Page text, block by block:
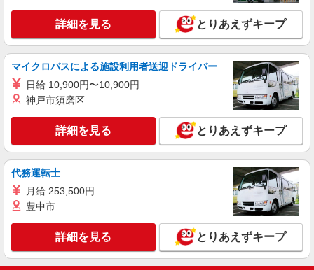
時給1550円〜2312円 ＜交通費全支給(ガソリ
ン代含む)＞
練馬区内 最寄：上石神井
キープ 詳細を見る
派遣社員
株式会社kotrio /●SW-H1-2001184
お試し勤務OK♪江古田駅▼病院で看護助手▼補
助作業のみ！面接なし
時給1550円〜2312円 ＜日払い有/週払い有/交
詳細を見る
詳細を見る とりあえずキープ
マイクロバスによる施設利用者送迎ドライバー
日給 10,900円〜10,900円
神戸市須磨区
詳細を見る とりあえずキープ
代務運転士
月給 253,500円
豊中市
詳細を見る とりあえずキープ